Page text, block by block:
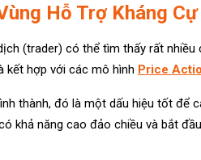
Hỗ Trợ Kháng Cự
(trader) có thể tìm thấy rất
kết hợp với các mô hình Price
thành, đó là một dấu hiệu tốt để
khả năng cao đảo chiều và bắt